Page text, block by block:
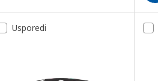
Usporedi